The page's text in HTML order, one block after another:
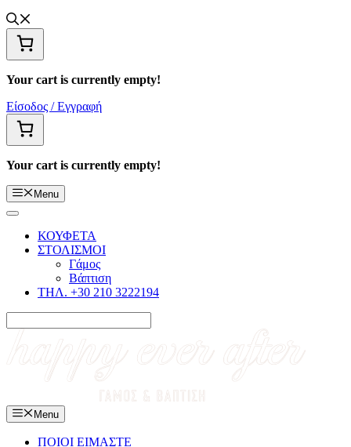
Your cart is currently empty!
Είσοδος / Εγγραφή
Your cart is currently empty!
Menu
ΚΟΥΦΕΤΑ
ΣΤΟΛΙΣΜΟΙ
Γάμος
Βάπτιση
ΤΗΛ. +30 210 3222194
Menu
ΠΟΙΟΙ ΕΙΜΑΣΤΕ